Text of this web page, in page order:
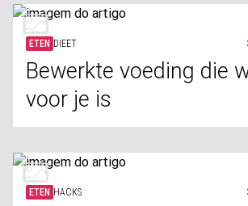
ETEN DIEET
Bewerkte voeding die
voor je is
ETEN HACKS